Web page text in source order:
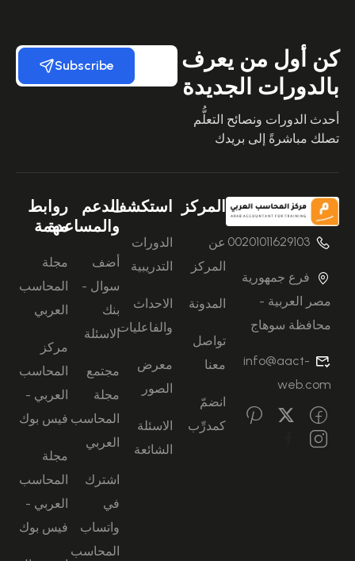
كن أول من يعرف
بالدورات الجديدة
أحدث الدورات ونصائح التعلُّم
تصلك مباشرةً إلى بريدك
Subscribe
00201011629103
فرع جمهورية
مصر العربية -
محافظة سوهاج
info@aact-
web.com
المركز
عن
المركز
المدونة
تواصل
معنا
انضمّ
كمدرِّب
استكشف
الدورات
التدريبية
الاحداث
والفاعليات
معرض
الصور
الاسئلة
الشائعة
الدعم
والمساعدة
أضف
سوال -
بنك
الاسئلة
مجتمع
مجلة
المحاسب
العربي
اشترك
في
واتساب
المحاسب
روابط
مهمة
مجلة
المحاسب
العربي
مركز
المحاسب
العربي -
فيس بوك
مجلة
المحاسب
العربي -
فيس بوك